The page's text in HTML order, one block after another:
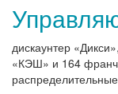
дискаунтер
«КЭШ» и 164